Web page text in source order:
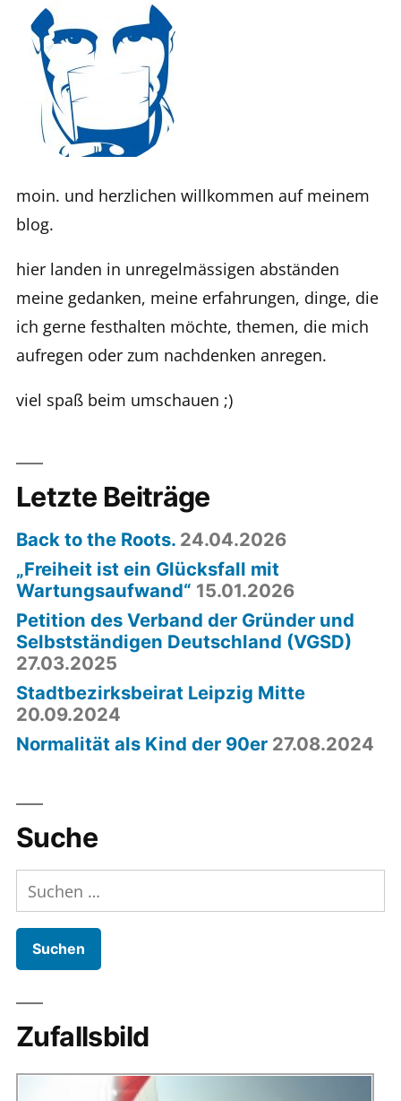
moin. und herzlichen willkommen auf meinem
blog.
hier landen in unregelmässigen abständen
meine gedanken, meine erfahrungen, dinge, die
ich gerne festhalten möchte, themen, die mich
aufregen oder zum nachdenken anregen.
viel spaß beim umschauen ;)
Letzte Beiträge
Back to the Roots. 24.04.2026
„Freiheit ist ein Glücksfall mit
Wartungsaufwand“ 15.01.2026
Petition des Verband der Gründer und
Selbstständigen Deutschland (VGSD)
27.03.2025
Stadtbezirksbeirat Leipzig Mitte
20.09.2024
Normalität als Kind der 90er 27.08.2024
Suche
Suchen
nach:
Zufallsbild